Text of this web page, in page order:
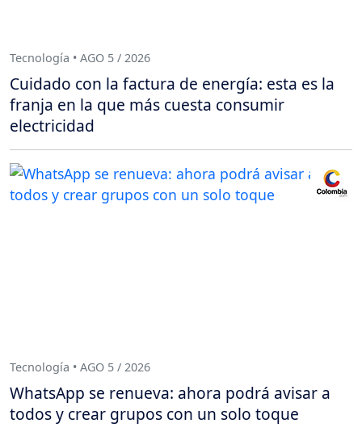
Tecnología • AGO 5 / 2026
Cuidado con la factura de energía: esta es la
franja en la que más cuesta consumir
electricidad
Tecnología • AGO 5 / 2026
WhatsApp se renueva: ahora podrá avisar a
todos y crear grupos con un solo toque